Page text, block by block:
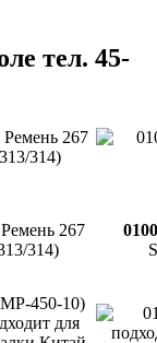
тел. 45-
Ремень 267
314)